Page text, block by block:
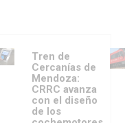
Tren de
Cercanías de
Mendoza:
CRRC avanza
con el diseño
de los